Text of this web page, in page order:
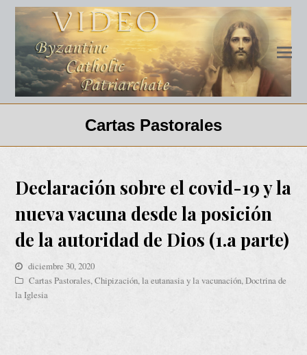
Cartas Pastorales
Declaración sobre el covid-19 y la
nueva vacuna desde la posición
de la autoridad de Dios (1.a parte)
diciembre 30, 2020
Cartas Pastorales,Chipización, la eutanasia y la vacunación,Doctrina de
la Iglesia